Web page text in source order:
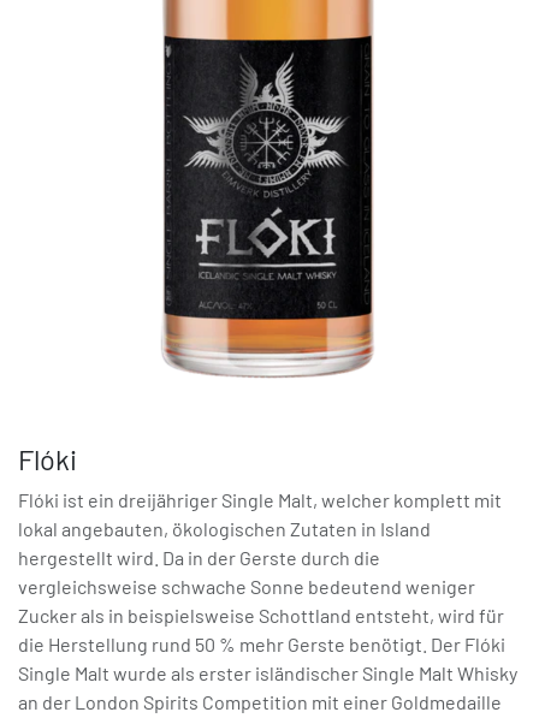
Flóki
Flóki ist ein dreijähriger Single Malt, welcher komplett mit
lokal angebauten, ökologischen Zutaten in Island
hergestellt wird. Da in der Gerste durch die
vergleichsweise schwache Sonne bedeutend weniger
Zucker als in beispielsweise Schottland entsteht, wird für
die Herstellung rund 50 % mehr Gerste benötigt. Der Flóki
Single Malt wurde als erster isländischer Single Malt Whisky
an der London Spirits Competition mit einer Goldmedaille